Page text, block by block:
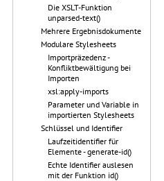
Die XSLT-Funktion
unparsed-text()
Mehrere Ergebnisdokumente
Modulare Stylesheets
Importpräzedenz -
Konfliktbewältigung bei
Importen
xsl:apply-imports
Parameter und Variable in
importierten Stylesheets
Schlüssel und Identifier
Laufzeitidentifier für
Elemente - generate-id()
Echte Identifier auslesen
mit der Funktion id()